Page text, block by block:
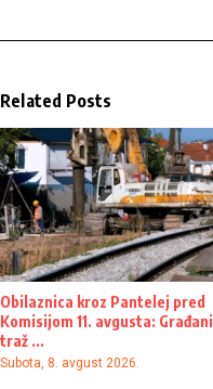
Related Posts
Obilaznica kroz Pantelej pred
Komisijom 11. avgusta: Građani
traž ...
Subota, 8. avgust 2026.